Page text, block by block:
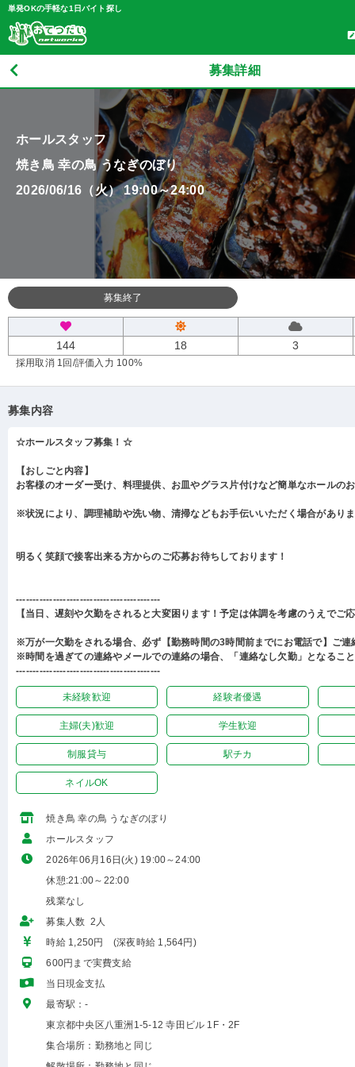
単発OKの手軽な1日バイト探し
募集詳細
ホールスタッフ
焼き鳥 幸の鳥 うなぎのぼり
2026/06/16（火） 19:00～24:00
募集終了
144 18 3
採用取消 1回 /評価入力 100%
募集内容
☆ホールスタッフ募集！☆
【おしごと内容】
お客様のオーダー受け、料理提供、お皿やグラス片付けなど簡単なホールの
※状況により、調理補助や洗い物、清掃などもお手伝いいただく場合があり
明るく笑顔で接客出来る方からのご応募お待ちしております！
-------------------------------------------
【当日、遅刻や欠勤をされると大変困ります！予定は体調を考慮のうえでご
※万が一欠勤をされる場合、必ず【勤務時間の3時間前までにお電話で】ご連
※時間を過ぎての連絡やメールでの連絡の場合、「連絡なし欠勤」となるこ
-------------------------------------------
未経験歓迎 経験者優遇
主婦(夫)歓迎 学生歓迎
制服貸与 駅チカ
ネイルOK
焼き鳥 幸の鳥 うなぎのぼり
ホールスタッフ
2026年06月16日(火) 19:00～24:00
休憩:21:00～22:00
残業なし
募集人数 2人
時給 1,250円 (深夜時給 1,564円)
600円まで実費支給
当日現金支払
最寄駅：-
東京都中央区八重洲1-5-12 寺田ビル 1F・2F
集合場所：勤務地と同じ